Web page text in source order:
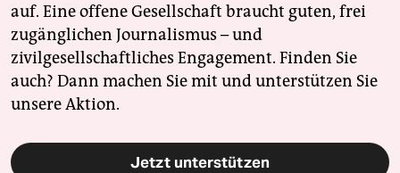
auf. Eine offene Gesellschaft braucht guten, frei
zugänglichen Journalismus – und
zivilgesellschaftliches Engagement. Finden Sie
auch? Dann machen Sie mit und unterstützen Sie
unsere Aktion.
Jetzt unterstützen